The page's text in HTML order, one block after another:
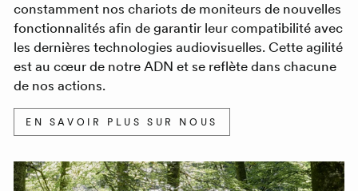
constamment nos chariots de moniteurs de nouvelles
fonctionnalités afin de garantir leur compatibilité avec
les dernières technologies audiovisuelles. Cette agilité
est au cœur de notre ADN et se reflète dans chacune
de nos actions.
EN SAVOIR PLUS SUR NOUS